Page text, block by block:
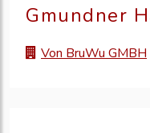
Gmundner
Von BruWu GMBH